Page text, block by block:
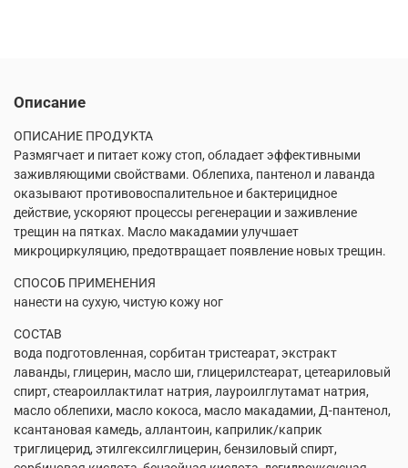
Описание
ОПИСАНИЕ ПРОДУКТА
Размягчает и питает кожу стоп, обладает эффективными
заживляющими свойствами. Облепиха, пантенол и лаванда
оказывают противовоспалительное и бактерицидное
действие, ускоряют процессы регенерации и заживление
трещин на пятках. Масло макадамии улучшает
микроциркуляцию, предотвращает появление новых трещин.
СПОСОБ ПРИМЕНЕНИЯ
нанести на сухую, чистую кожу ног
СОСТАВ
вода подготовленная, сорбитан тристеарат, экстракт
лаванды, глицерин, масло ши, глицерилстеарат, цетеариловый
спирт, стеароиллактилат натрия, лауроилглутамат натрия,
масло облепихи, масло кокоса, масло макадамии, Д-пантенол,
ксантановая камедь, аллантоин, каприлик/каприк
триглицерид, этилгексилглицерин, бензиловый спирт,